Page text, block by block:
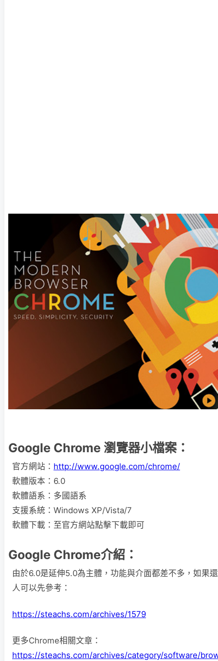
Google Chrome 瀏覽器小檔案：
官方網站： http://www.google.com/chrome/
軟體版本：6.0
軟體語系：多國語系
支援系統：Windows XP/Vista/7
軟體下載：至官方網站點擊下載即可
Google Chrome介紹：
由於6.0是延伸5.0為主體，功能與介面都差不多，如果
人可以先參考：
https://steachs.com/archives/1579
更多Chrome相關文章：
https://steachs.com/archives/category/software/